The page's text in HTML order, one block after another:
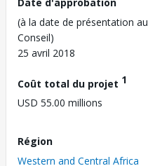
(à la date de présentation au
Conseil)
25 avril 2018
Coût total du projet 1
USD 55.00 millions
Région
Western and Central Africa